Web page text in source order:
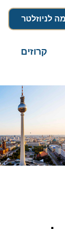
קרוזים